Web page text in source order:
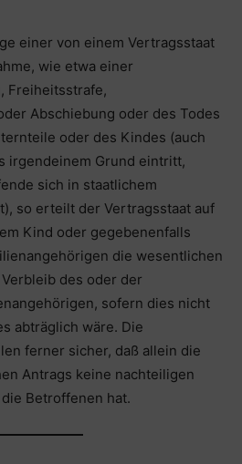
einer von einem Vertragsstaat
wie etwa einer
Freiheitsstrafe,
Abschiebung oder des Todes
oder des Kindes (auch
irgendeinem Grund eintritt,
sich in staatlichem
so erteilt der Vertragsstaat auf
Kind oder gegebenenfalls
die wesentlichen
des oder der
sofern dies nicht
abträglich wäre. Die
ferner sicher, daß allein die
Antrags keine nachteiligen
Betroffenen hat.